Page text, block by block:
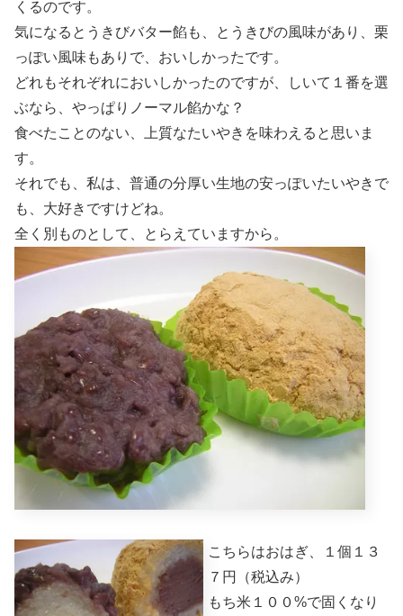
くるのです。
気になるとうきびバター餡も、とうきびの風味があり、栗
っぽい風味もありで、おいしかったです。
どれもそれぞれにおいしかったのですが、しいて１番を選
ぶなら、やっぱりノーマル餡かな？
食べたことのない、上質なたいやきを味わえると思いま
す。
それでも、私は、普通の分厚い生地の安っぽいたいやきで
も、大好きですけどね。
全く別ものとして、とらえていますから。
こちらはおはぎ、１個１３
７円（税込み）
もち米１００%で固くなり